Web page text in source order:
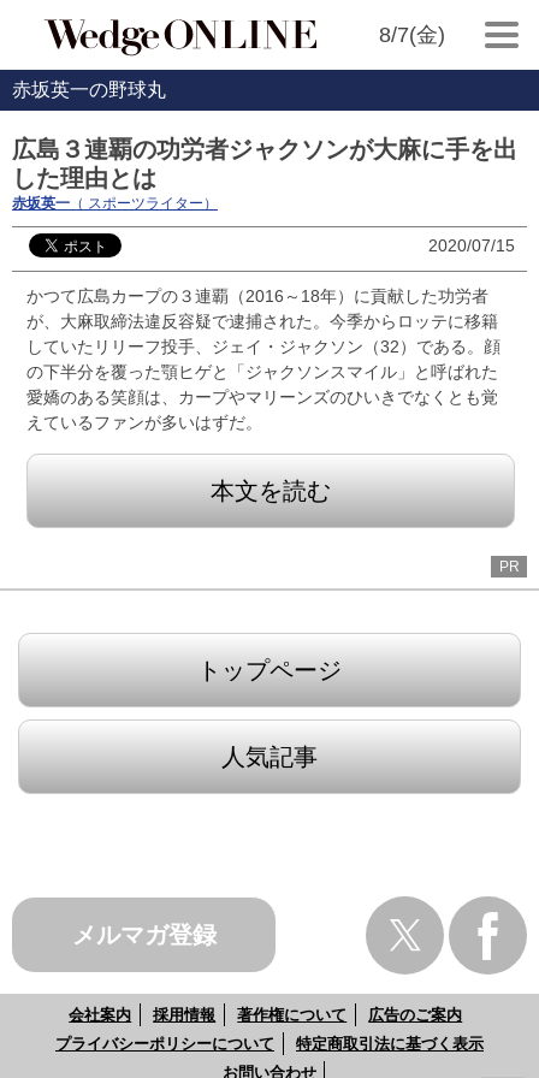
8/7(金)
赤坂英一の野球丸
広島３連覇の功労者ジャクソンが大麻に手を出
した理由とは
赤坂英一 （ スポーツライター）
2020/07/15
かつて広島カープの３連覇（2016～18年）に貢献した功労者
が、大麻取締法違反容疑で逮捕された。今季からロッテに移籍
していたリリーフ投手、ジェイ・ジャクソン（32）である。顔
の下半分を覆った顎ヒゲと「ジャクソンスマイル」と呼ばれた
愛嬌のある笑顔は、カープやマリーンズのひいきでなくとも覚
えているファンが多いはずだ。
本文を読む
PR
トップページ
人気記事
メルマガ登録
会社案内 採用情報 著作権について
広告のご案内
プライバシーポリシーについて
特定商取引法に基づく表示
お問い合わせ